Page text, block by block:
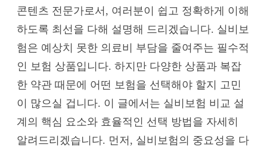
콘텐츠 전문가로서, 여러분이 쉽고 정확하게 이해
하도록 최선을 다해 설명해 드리겠습니다. 실비보
험은 예상치 못한 의료비 부담을 줄여주는 필수적
인 보험 상품입니다. 하지만 다양한 상품과 복잡
한 약관 때문에 어떤 보험을 선택해야 할지 고민
이 많으실 겁니다. 이 글에서는 실비보험 비교 설
계의 핵심 요소와 효율적인 선택 방법을 자세히
알려드리겠습니다. 먼저, 실비보험의 중요성을 다